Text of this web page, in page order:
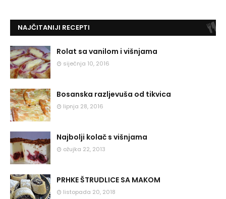
NAJČITANIJI RECEPTI
Rolat sa vanilom i višnjama
siječnja 10, 2016
Bosanska razljevuša od tikvica
lipnja 28, 2016
Najbolji kolač s višnjama
ožujka 22, 2013
PRHKE ŠTRUDLICE SA MAKOM
listopada 20, 2018